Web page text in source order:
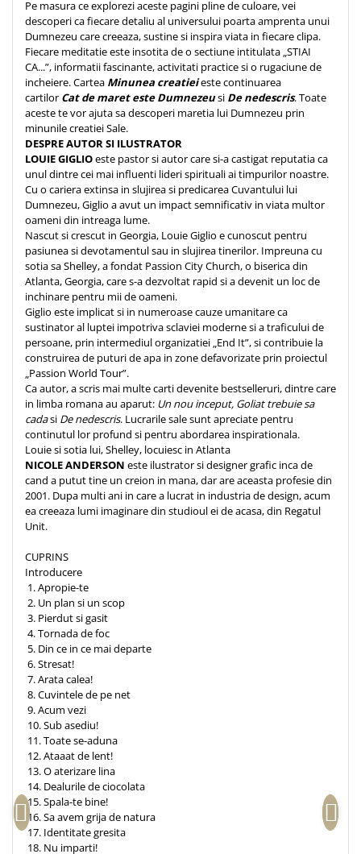
Lupta Spirituala
Schimbarea caracterului
Slujire
Suferinta
Viata din belsug
Viata de zi cu zi
Despre afaceri
Dezvoltare personala
Leadership
Mediu
Sanatate / nutritie
Pe masura ce explorezi aceste pagini pline de culoare, vei
descoperi ca fiecare detaliu al universului poarta amprenta unui
Dumnezeu care creeaza, sustine si inspira viata in fiecare clipa.
Fiecare meditatie este insotita de o sectiune intitulata „STIAI
CA...”, informatii fascinante, activitati practice si o rugaciune de
incheiere. Cartea Minunea creatieieste continuarea
cartilor Cat de maret este Dumnezeusi De nedescris. Toate
aceste te vor ajuta sa descoperi maretia lui Dumnezeu prin
minunile creatiei Sale.
DESPRE AUTOR SI ILUSTRATOR
LOUIE GIGLIOeste pastor si autor care si-a castigat reputatia ca
unul dintre cei mai influenti lideri spirituali ai timpurilor noastre.
Cu o cariera extinsa in slujirea si predicarea Cuvantului lui
Dumnezeu, Giglio a avut un impact semnificativ in viata multor
oameni din intreaga lume.
Nascut si crescut in Georgia, Louie Giglio e cunoscut pentru
pasiunea si devotamentul sau in slujirea tinerilor. Impreuna cu
sotia sa Shelley, a fondat Passion City Church, o biserica din
Atlanta, Georgia, care s-a dezvoltat rapid si a devenit un loc de
inchinare pentru mii de oameni.
Giglio este implicat si in numeroase cauze umanitare ca
sustinator al luptei impotriva sclaviei moderne si a traficului de
persoane, prin intermediul organizatiei „End It”, si contribuie la
construirea de puturi de apa in zone defavorizate prin proiectul
„Passion World Tour”.
Ca autor, a scris mai multe carti devenite bestselleruri, dintre care
in limba romana au aparut: Un nou inceput, Goliat trebuie sa
cadasi De nedescris. Lucrarile sale sunt apreciate pentru
continutul lor profund si pentru abordarea inspirationala.
Louie si sotia lui, Shelley, locuiesc in Atlanta
NICOLE ANDERSON este ilustrator si designer grafic inca de
cand a putut tine un creion in mana, dar are aceasta profesie din
2001. Dupa multi ani in care a lucrat in industria de design, acum
ea creeaza lumi imaginare din studioul ei de acasa, din Regatul
Unit.
CUPRINS
Introducere
1. Apropie-te
2. Un plan si un scop
3. Pierdut si gasit
4. Tornada de foc
5. Din ce in ce mai departe
6. Stresat!
7. Arata calea!
8. Cuvintele de pe net
9. Acum vezi
10. Sub asediu!
11. Toate se-aduna
12. Ataaat de lent!
13. O aterizare lina
14. Dealurile de ciocolata
15. Spala-te bine!
16. Sa avem grija de natura
17. Identitate gresita
18. Nu imparti!